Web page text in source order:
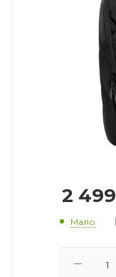
2 499
Мало